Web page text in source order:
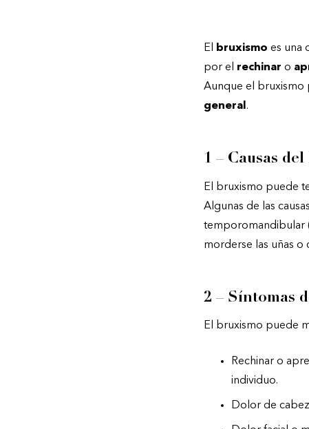
El bruxismo es una
por el rechinar o
Aunque el bruxismo
general .
1 – Causas
El bruxismo puede
Algunas de las
temporomandibular (
morderse las uñas o
2 – Síntomas
El bruxismo puede
Rechinar o
individuo.
Dolor de